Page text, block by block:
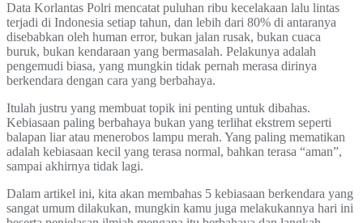
Data Korlantas Polri mencatat puluhan ribu kecelakaan lalu lintas
terjadi di Indonesia setiap tahun, dan lebih dari 80% di antaranya
disebabkan oleh human error, bukan jalan rusak, bukan cuaca
buruk, bukan kendaraan yang bermasalah. Pelakunya adalah
pengemudi biasa, yang mungkin tidak pernah merasa dirinya
berkendara dengan cara yang berbahaya.
Itulah justru yang membuat topik ini penting untuk dibahas.
Kebiasaan paling berbahaya bukan yang terlihat ekstrem seperti
balapan liar atau menerobos lampu merah. Yang paling mematikan
adalah kebiasaan kecil yang terasa normal, bahkan terasa “aman”,
sampai akhirnya tidak lagi.
Dalam artikel ini, kita akan membahas 5 kebiasaan berkendara yang
sangat umum dilakukan, mungkin kamu juga melakukannya hari ini